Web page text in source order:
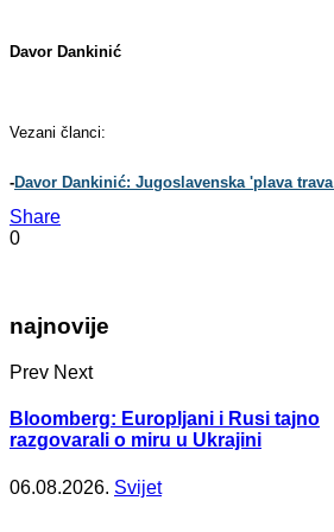
Davor Dankinić
Vezani članci:
-Davor Dankinić: Jugoslavenska 'plava
Share
0
najnovije
Prev Next
Bloomberg: Europljani i Rusi tajno
razgovarali o miru u Ukrajini
06.08.2026. Svijet